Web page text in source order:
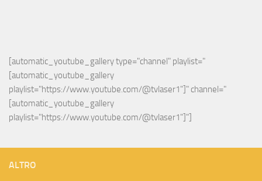
[automatic_youtube_gallery type="channel" playlist="
[automatic_youtube_gallery
playlist="https://www.youtube.com/@tvlaser1"]" channel="
[automatic_youtube_gallery
playlist="https://www.youtube.com/@tvlaser1"]"]
ALTRO